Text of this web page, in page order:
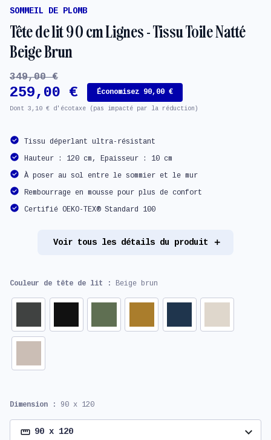
SOMMEIL DE PLOMB
Tête de lit 90 cm Lignes - Tissu Toile Natté
Beige Brun
349,00 €
259,00 € Économisez 90,00 €
Dont 3,10 € d'écotaxe (pas impacté par la réduction)
Tissu déperlant ultra-résistant
Hauteur : 120 cm, Epaisseur : 10 cm
À poser au sol entre le sommier et le mur
Rembourrage en mousse pour plus de confort
Certifié OEKO-TEX® Standard 100
Voir tous les détails du produit
Couleur de tête de lit : Beige brun
Dimension : 90 x 120
90 x 120 expand_more